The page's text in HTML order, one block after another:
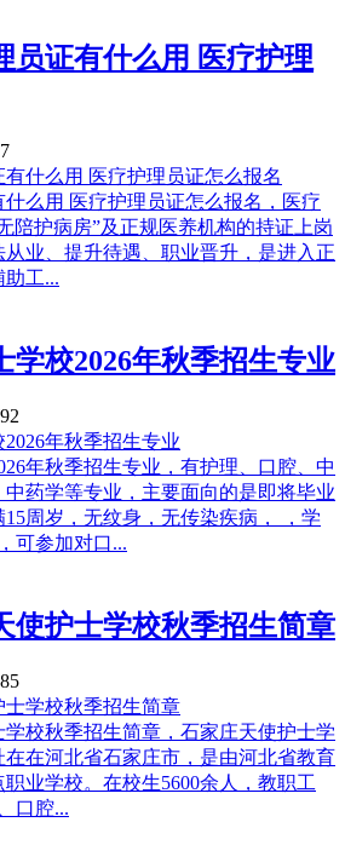
员证有什么用 医疗护理
什么用 医疗护理员证怎么报名，医疗
陪护病房”及正规医养机构的‌持证上岗
业、提升待遇、职业晋升‌，是进入正
工...
学校2026年秋季招生专业
年秋季招生专业，有护理、口腔、中
药学等专业，主要面向的是即将毕业
周岁，无纹身，无传染疾病， ，学
可参加对口...
使护士学校秋季招生简章
学校秋季招生简章，石家庄天使护士学
在在河北省石家庄市，是由河北省教育
业学校。在校生5600余人，教职工
口腔...